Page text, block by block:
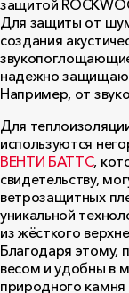
Для защиты от
создания
надежно
Например, от
Для
используются
ВЕНТИ БАТТС,
свидетельству,
ветрозащитных
уникальной
из жёсткого
Благодаря
весом и удобны в
природного